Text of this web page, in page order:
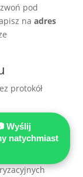
pod
na adres
protokół
Wyślij
natychmiast